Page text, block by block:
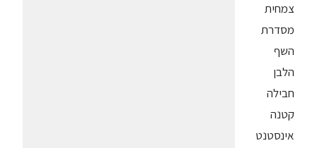
צמחית
מסדרת
השף
הלבן
חבילה
קטנה
אינסטנט